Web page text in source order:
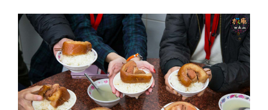
講座、體驗與課程
其他活動